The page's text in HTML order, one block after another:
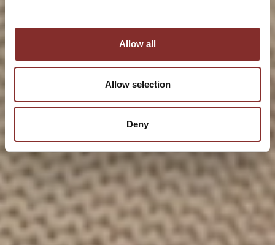
Allow all
Allow selection
Deny